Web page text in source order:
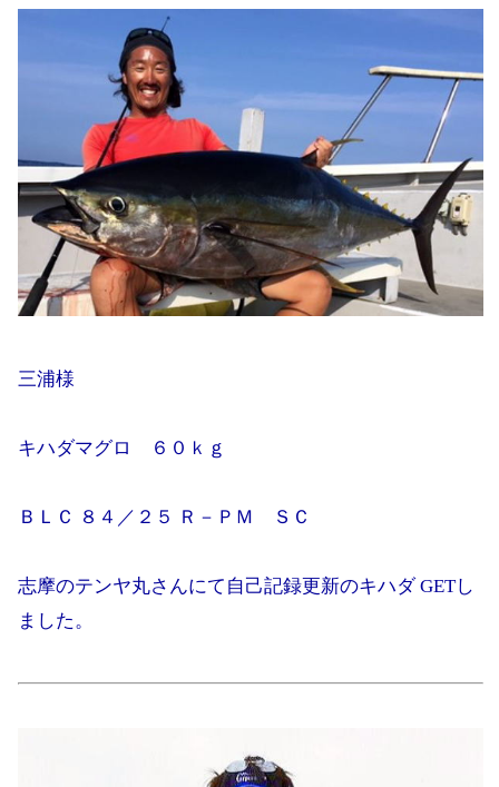
三浦様
キハダマグロ ６０ｋｇ
ＢＬＣ ８４／２５ Ｒ－ＰＭ ＳＣ
志摩のテンヤ丸さんにて自己記録更新のキハダ GETし
ました。